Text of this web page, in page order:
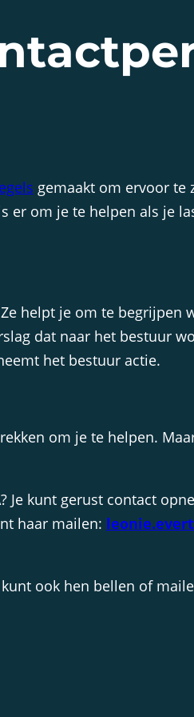
gemaakt om ervoor te
er om je te helpen als je
helpt je om te
dat naar het bestuur
het bestuur actie.
om je te helpen.
Je kunt gerust contact
haar mailen:
ook hen bellen of